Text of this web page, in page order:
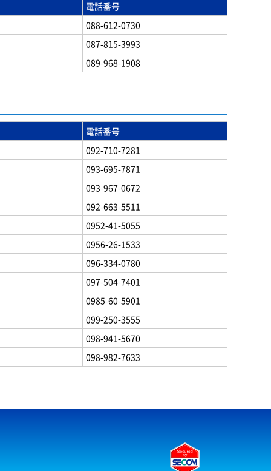
電話番号
088-612-0730
087-815-3993
089-968-1908
電話番号
092-710-7281
093-695-7871
093-967-0672
092-663-5511
0952-41-5055
0956-26-1533
096-334-0780
097-504-7401
0985-60-5901
099-250-3555
098-941-5670
098-982-7633